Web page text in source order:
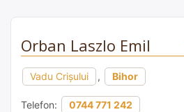
Orban Laszlo Emil
Vadu Crișului , Bihor
Telefon: 0744 771 242